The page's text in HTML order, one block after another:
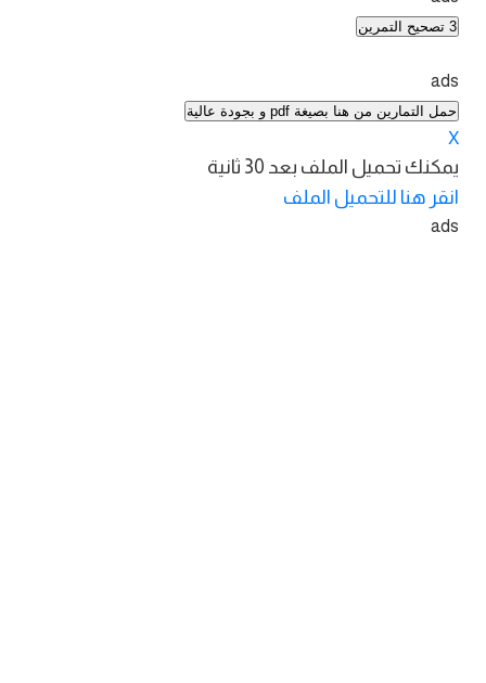
3 تصحيح التمرين
ads
حمل التمارين من هنا بصيغة pdf و بجودة عالية
X
يمكنك تحميل الملف بعد 30 ثانية
انقر هنا للتحميل الملف
ads